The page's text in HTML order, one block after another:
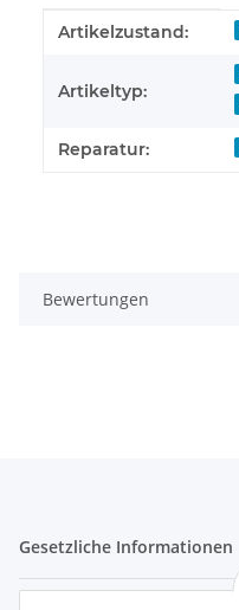
Produkteigenschaft
Wert
Artikelzustand:
Artikeltyp:
Reparatur:
Bewertungen
Gesetzliche Informationen